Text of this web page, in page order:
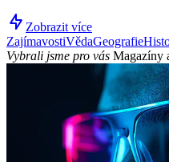
Zobrazit více
ZajímavostiVědaGeografie
Vybrali jsme pro vás Magazíny